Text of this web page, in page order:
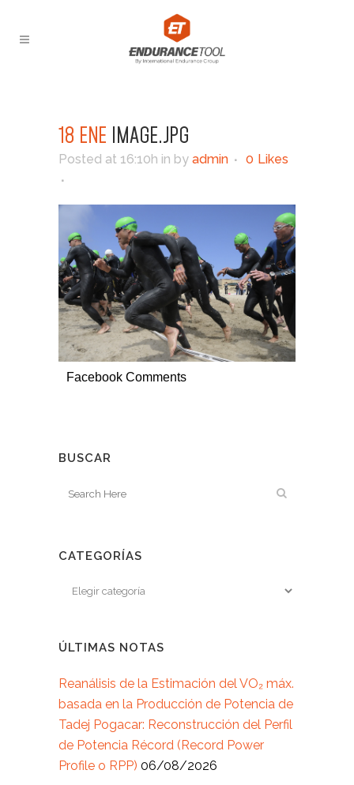
18 ENE IMAGE.JPG
Posted at 16:10h in by admin 0 Likes
Facebook Comments
BUSCAR
CATEGORÍAS
ÚLTIMAS NOTAS
Reanálisis de la Estimación del VO₂ máx.
basada en la Producción de Potencia de
Tadej Pogacar: Reconstrucción del Perfil
de Potencia Récord (Record Power
Profile o RPP) 06/08/2026